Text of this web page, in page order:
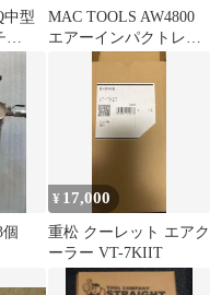
中型
MAC TOOLS AW4800
エアーインパクトレン
チ 本体動作確認済
¥ 17,000
重松 クーレット エアク
ーラー VT-7KIIT